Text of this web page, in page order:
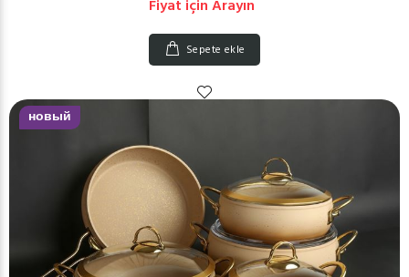
Fiyat için Arayın
Sepete ekle
новый